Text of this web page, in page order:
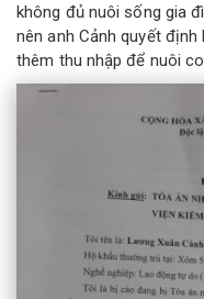
không đủ nuôi sống gia
nên anh Cảnh quyết
thêm thu nhập để nuôi